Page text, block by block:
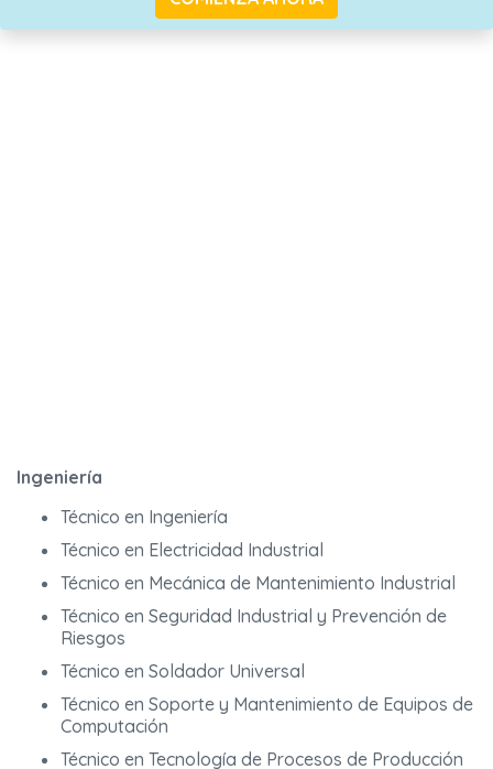
Ingeniería
Técnico en Ingeniería
Técnico en Electricidad Industrial
Técnico en Mecánica de Mantenimiento Industrial
Técnico en Seguridad Industrial y Prevención de
Riesgos
Técnico en Soldador Universal
Técnico en Soporte y Mantenimiento de Equipos de
Computación
Técnico en Tecnología de Procesos de Producción